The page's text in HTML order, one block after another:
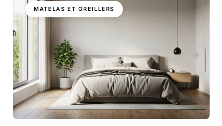
MATELAS ET OREILLERS